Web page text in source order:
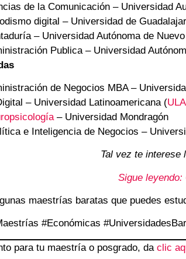
de la Comunicación – Universidad
digital – Universidad de
– Universidad Autónoma de
Publica – Universidad
de Negocios MBA –
– Universidad Latinoamericana (ULA
– Universidad Mondragón
e Inteligencia de Negocios –
Tal vez te interese
Sigue
maestrías baratas que puedes
#Económicas
para tu maestría o posgrado, da clic